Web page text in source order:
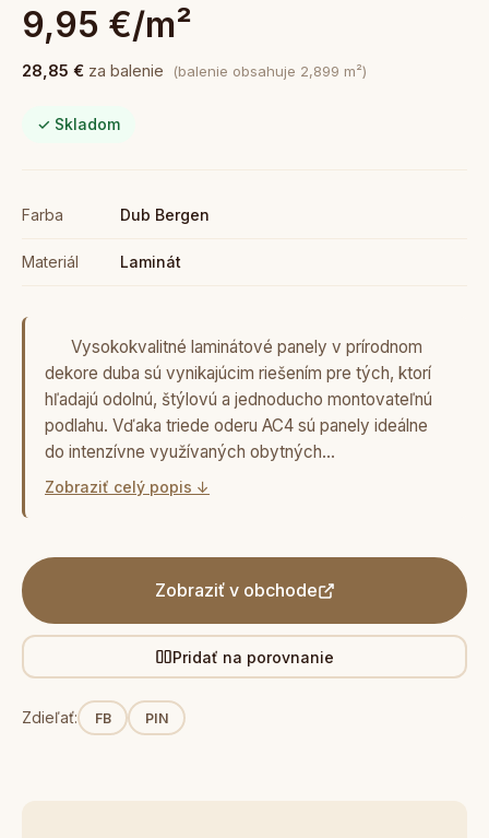
9,95 €/m²
28,85 € za balenie (balenie obsahuje 2,899 m²)
✓ Skladom
Farba Dub Bergen
Materiál Laminát
Vysokokvalitné laminátové panely v prírodnom
dekore duba sú vynikajúcim riešením pre tých, ktorí
hľadajú odolnú, štýlovú a jednoducho montovateľnú
podlahu. Vďaka triede oderu AC4 sú panely ideálne
do intenzívne využívaných obytných…
Zobraziť celý popis ↓
Zobraziť v obchode
Pridať na porovnanie
Zdieľať: FB PIN